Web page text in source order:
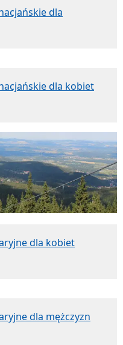
dla
dla kobiet
dla kobiet
dla mężczyzn